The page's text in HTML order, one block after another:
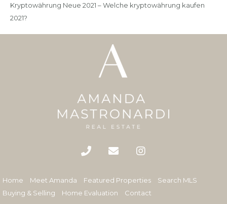
Kryptowährung Neue 2021 – Welche kryptowährung kaufen
2021?
Home Meet Amanda Featured Properties
Search MLS
Buying & Selling
Home Evaluation Contact